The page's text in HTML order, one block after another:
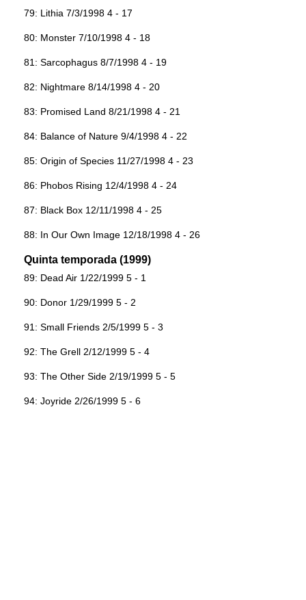
79: Lithia 7/3/1998 4 - 17
80: Monster 7/10/1998 4 - 18
81: Sarcophagus 8/7/1998 4 - 19
82: Nightmare 8/14/1998 4 - 20
83: Promised Land 8/21/1998 4 - 21
84: Balance of Nature 9/4/1998 4 - 22
85: Origin of Species 11/27/1998 4 - 23
86: Phobos Rising 12/4/1998 4 - 24
87: Black Box 12/11/1998 4 - 25
88: In Our Own Image 12/18/1998 4 - 26
Quinta temporada (1999)
89: Dead Air 1/22/1999 5 - 1
90: Donor 1/29/1999 5 - 2
91: Small Friends 2/5/1999 5 - 3
92: The Grell 2/12/1999 5 - 4
93: The Other Side 2/19/1999 5 - 5
94: Joyride 2/26/1999 5 - 6